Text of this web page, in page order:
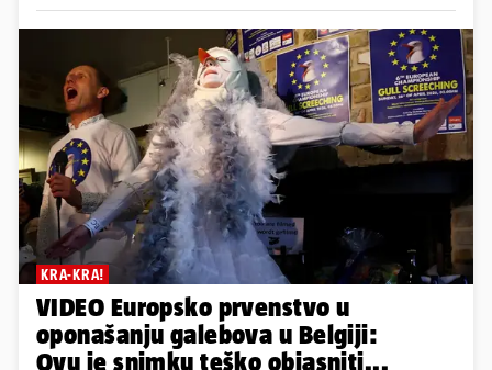
KRA-KRA!
VIDEO Europsko prvenstvo u
oponašanju galebova u Belgiji:
Ovu je snimku teško objasniti...